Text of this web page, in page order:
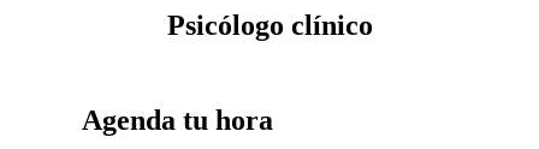
Psicólogo clínico
Agenda tu hora